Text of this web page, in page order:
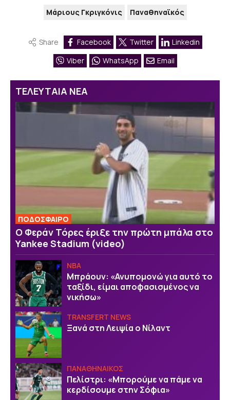
Μάριους Γκριγκόνις Παναθηναϊκός
Share Facebook Twitter
Linkedin
Viber
WhatsApp Email
ΤΕΛΕΥΤΑΙΑ ΝΕΑ
ΠΟΔΟΣΦΑΙΡΟ
Ο Φεράν Τόρες έριξε την πρώτη μπάλα στο
Yankee Stadium (video)
NBA
Μπράουν: «Ανυπομονώ για αυτό το
ταξίδι, είμαι αποφασισμένος να
νικήσω»
TRANSFERT NEWS
Ξανά στη Λειψία ο Νίλαντ
ΠΑΝΑΘΗΝΑΙΚΟΣ
Πελίστρι: «Μπορούμε να πάμε να
κερδίσουμε στην Σόφια»